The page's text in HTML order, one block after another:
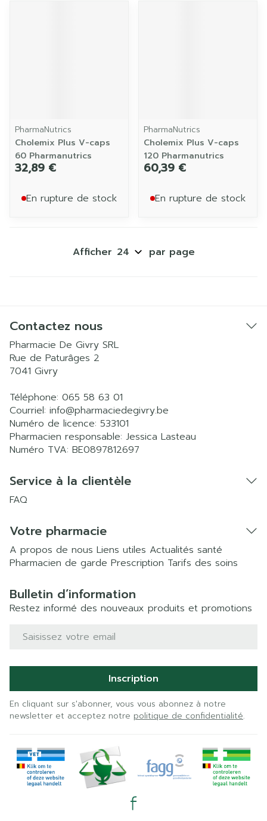
PharmaNutrics
Cholemix Plus V-caps
60 Pharmanutrics
32,89 €
En rupture de stock
PharmaNutrics
Cholemix Plus V-caps
120 Pharmanutrics
60,39 €
En rupture de stock
Afficher par page
Contactez nous
Pharmacie De Givry SRL
Rue de Paturâges 2
7041 Givry
Téléphone: 065 58 63 01
Courriel: info@pharmaciedegivry.be
Numéro de licence: 533101
Pharmacien responsable: Jessica Lasteau
Numéro TVA: BE0897812697
Service à la clientèle
FAQ
Votre pharmacie
A propos de nous Liens utiles Actualités santé
Pharmacien de garde Prescription Tarifs des soins
Bulletin d’information
Restez informé des nouveaux produits et promotions
Adresse mail
Inscription
En cliquant sur s'abonner, vous vous abonnez à notre
newsletter et acceptez notre politique de confidentialité.